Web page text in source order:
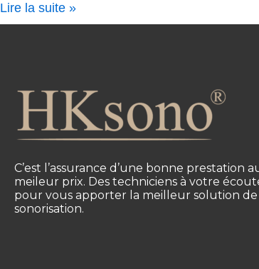
Lire la suite »
C’est l’assurance d’une bonne prestation
meileur prix. Des techniciens à votre
pour vous apporter la meilleur solution de
sonorisation.